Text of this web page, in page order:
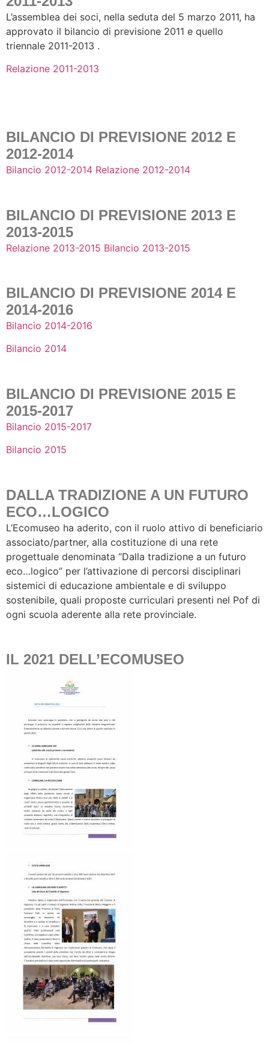
L’assemblea dei soci, nella seduta del 5 marzo 2011, ha
approvato il bilancio di previsione 2011 e quello
triennale 2011-2013 .
Relazione 2011-2013
BILANCIO DI PREVISIONE 2012 E
2012-2014
Bilancio 2012-2014 Relazione 2012-2014
BILANCIO DI PREVISIONE 2013 E
2013-2015
Relazione 2013-2015 Bilancio 2013-2015
BILANCIO DI PREVISIONE 2014 E
2014-2016
Bilancio 2014-2016
Bilancio 2014
BILANCIO DI PREVISIONE 2015 E
2015-2017
Bilancio 2015-2017
Bilancio 2015
DALLA TRADIZIONE A UN FUTURO
ECO…LOGICO
L’Ecomuseo ha aderito, con il ruolo attivo di beneficiario
associato/partner, alla costituzione di una rete
progettuale denominata “Dalla tradizione a un futuro
eco…logico” per l’attivazione di percorsi disciplinari
sistemici di educazione ambientale e di sviluppo
sostenibile, quali proposte curriculari presenti nel Pof di
ogni scuola aderente alla rete provinciale.
IL 2021 DELL’ECOMUSEO